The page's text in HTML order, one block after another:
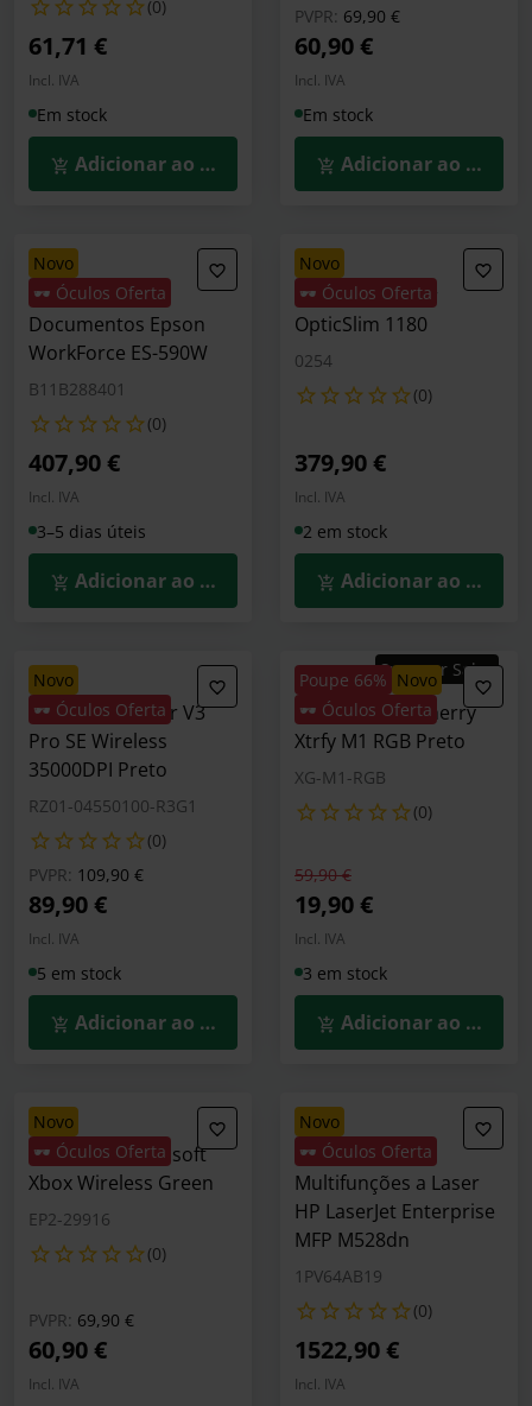
(0)
61,71 €
Incl. IVA
Em stock
Adicionar ao Carrinho
PVPR: Preço reduzido de
69,90 €para
60,90 €
Incl. IVA
Em stock
Adicionar ao
novo
🕶️ Óculos Oferta
Scanner de
Documentos Epson
WorkForce ES-590W
B11B288401
(0)
407,90 €
Incl. IVA
3–5 dias úteis
Adicionar ao Carrinho
novo
🕶️ Óculos Oferta
Plustek Scanner
OpticSlim 1180
0254
(0)
379,90 €
Incl. IVA
2 em stock
Adicionar ao
novo
🕶️ Óculos Oferta
Rato Razer Viper V3
Pro SE Wireless
35000DPI Preto
RZ01-04550100-R3G1
(0)
PVPR: Preço reduzido de
109,90 €para
89,90 €
Incl. IVA
5 em stock
Adicionar ao Carrinho
Poupe 66%
novo
🕶️ Óculos Oferta
Summer Sales
Rato Gaming Cherry
Xtrfy M1 RGB Preto
XG-M1-RGB
(0)
Preço reduzido de
59,90 €para
19,90 €
Incl. IVA
3 em stock
Adicionar ao
novo
🕶️ Óculos Oferta
Gamepad Microsoft
Xbox Wireless Green
EP2-29916
(0)
PVPR: Preço reduzido de
69,90 €para
60,90 €
Incl. IVA
novo
🕶️ Óculos Oferta
Impressora
Multifunções a Laser
HP LaserJet Enterprise
MFP M528dn
1PV64AB19
(0)
1522,90 €
Incl. IVA